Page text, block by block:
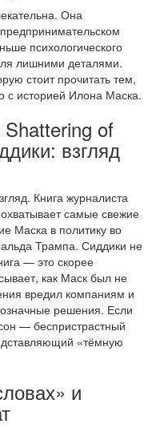
Она
психологического
лишними деталями.
стоит прочитать тем,
с историей Илона Маска.
of
взгляд
Книга журналиста
самые свежие
Маска в политику во
Трампа. Сиддики не
— это скорее
как Маск был не
вредил компаниям и
решения. Если
— беспристрастный
«тёмную
и